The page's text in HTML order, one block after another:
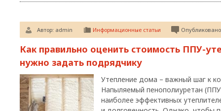
Автор: admin Информационные статьи
Как правильно оценить стоимость ППУ-
нужно задать подрядчику
Утепление дома – важный шаг к
Напыляемый пенополиуретан
наиболее эффективных